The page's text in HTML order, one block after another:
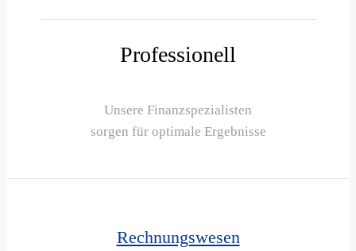
Professionell
Unsere Finanzspezialisten
sorgen für optimale Ergebnisse
Rechnungswesen